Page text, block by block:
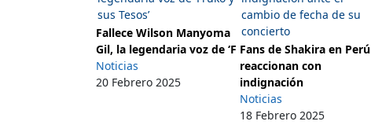
Fallece Wilson Manyoma
Gil, la legendaria voz de ‘F
Noticias
20 Febrero 2025
Fans de Shakira en Perú
reaccionan con
indignación
Noticias
18 Febrero 2025